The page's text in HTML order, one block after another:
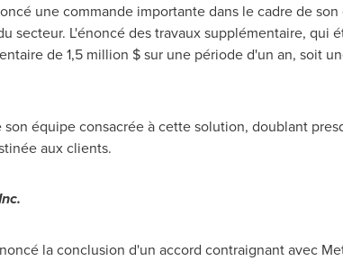
une commande importante dans le cadre de
secteur. L'énoncé des travaux supplémentaire, qui
de 1,5 million $ sur une période d'un an, soit
équipe consacrée à cette solution, doublant
aux clients.
la conclusion d'un accord contraignant avec